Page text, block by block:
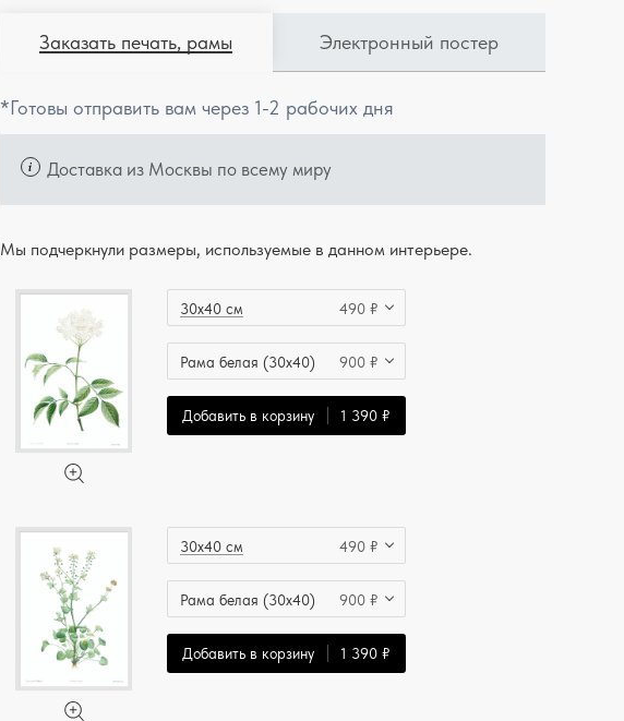
Заказать печать, рамы Электронный постер
*Готовы отправить вам через 1-2 рабочих дня
Доставка из Москвы по всему миру
Мы подчеркнули размеры, используемые в данном интерьере.
30x40 см 490 ₽
Рама белая (30x40) 900 ₽
Добавить в корзину 1 390 ₽
30x40 см 490 ₽
Рама белая (30x40) 900 ₽
Добавить в корзину 1 390 ₽